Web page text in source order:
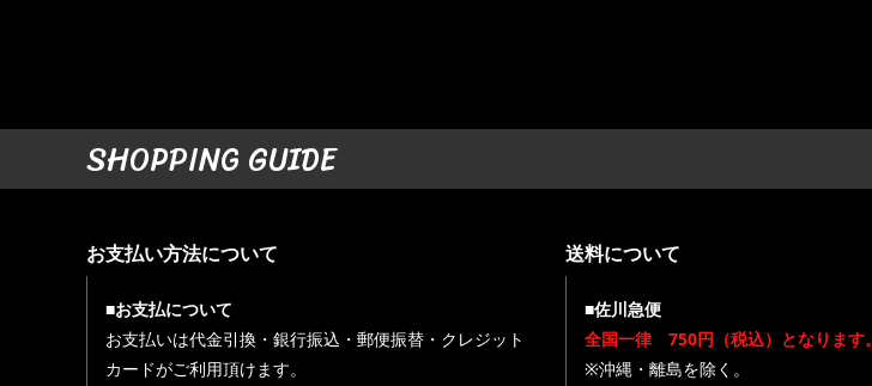
SHOPPING GUIDE
お支払い方法について
■お支払について
お支払いは代金引換・銀行振込・郵便振替・クレジット
カードがご利用頂けます。
送料について
■佐川急便
全国一律 750円（税込）となります。
※沖縄・離島を除く。